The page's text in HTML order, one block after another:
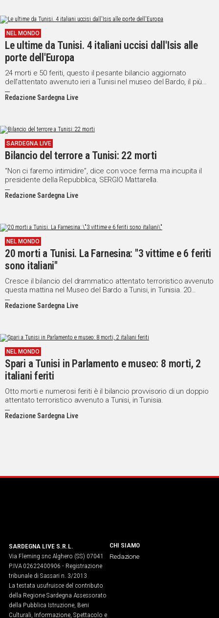
NEL MONDO
Le ultime da Tunisi. 4 italiani uccisi dall'Isis alle
porte dell'Europa
24 morti e 50 feriti, questo il pesante bilancio aggiornato
dell'attentato avvenuto ieri a Tunisi nel museo del Bardo, il più
importante della città.
Redazione Sardegna Live
SARDEGNA LIVE
Bilancio del terrore a Tunisi: 22 morti
“Non ci faremo intimidire”, dice con voce ferma ma incupita il
presidente della Repubblica, SERGIO Mattarella.
Redazione Sardegna Live
NEL MONDO
20 morti a Tunisi. La Farnesina: "3 vittime e 6 feriti
sono italiani"
Cresce il bilancio del drammatico attentato terroristico avvenuto
questa mattina nel Museo del Bardo a Tunisi, in Tunisia. 20
sarebbero, per ora, i morti accertati di cui ben 3 italiani ai quali si
aggiungono, secondo la Farnesina, sei feriti nostri connazionali
Redazione Sardegna Live
NEL MONDO
Spari a Tunisi in Parlamento e museo: 8 morti, 2
italiani feriti
Otto morti e numerosi feriti è il bilancio provvisorio di un doppio
attentato terroristico avvenuto a Tunisi, in Tunisia.
Redazione Sardegna Live
SARDEGNA LIVE S.R.L.
Via Fleming snc Alghero (SS) 07041
P.IVA 02622400906 - Registrazione
tribunale di Sassari n. 3/2013
La testata usufruisce del contributo
della Regione Sardegna Assessorato
della Pubblica Istruzione, Beni
Culturali, Informazione, Spettacolo e
CHI SIAMO
Redazione